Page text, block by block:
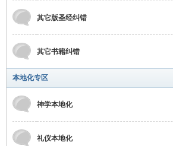
其它版圣经纠错
其它书籍纠错
本地化专区
神学本地化
礼仪本地化